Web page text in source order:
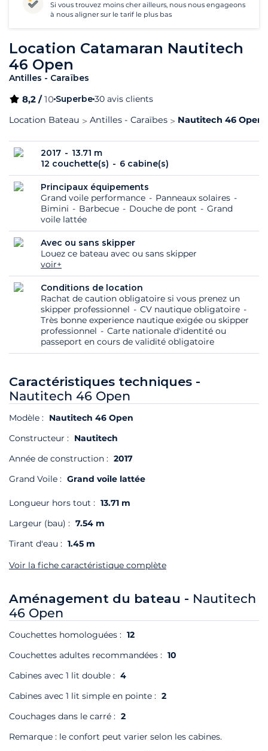
Location Catamaran Nautitech
46 Open
Antilles - Caraïbes
8,2 /10 Superbe30 avis clients
Location Bateau
Antilles - Caraïbes Nautitech 46 Open
2017
13.71 m
12 couchette(s)
6 cabine(s)
Principaux équipements
Grand voile performance
Panneaux solaires
Bimini
Barbecue Douche de pont
Grand
voile lattée
Avec ou sans skipper
Louez ce bateau avec ou sans skipper
voir+
Conditions de location
Rachat de caution obligatoire si vous prenez un
skipper professionnel
CV nautique obligatoire
Très bonne experience nautique exigée ou skipper
professionnel
Carte nationale d'identité ou
passeport en cours de validité obligatoire
Caractéristiques techniques -
Nautitech 46 Open
Modèle : Nautitech 46 Open
Constructeur : Nautitech
Année de construction : 2017
Grand Voile : Grand voile lattée
Longueur hors tout : 13.71 m
Largeur (bau) : 7.54 m
Tirant d'eau : 1.45 m
Voir la fiche caractéristique complète
Aménagement du bateau - Nautitech
46 Open
Couchettes homologuées : 12
Couchettes adultes recommandées : 10
Cabines avec 1 lit double : 4
Cabines avec 1 lit simple en pointe : 2
Couchages dans le carré : 2
Remarque : le confort peut varier selon les cabines.
Si vous trouvez moins cher ailleurs, nous nous engageons
à nous aligner sur le tarif le plus bas